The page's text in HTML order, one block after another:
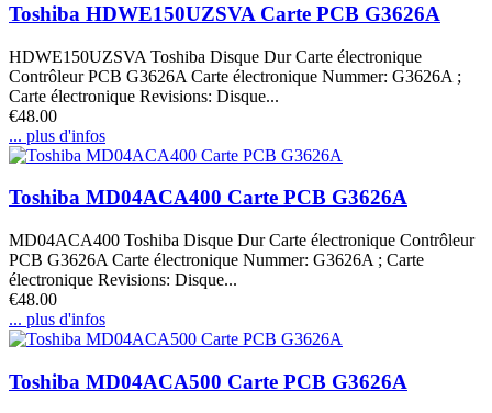
Toshiba HDWE150UZSVA Carte PCB G3626A
HDWE150UZSVA Toshiba Disque Dur Carte électronique
Contrôleur PCB G3626A Carte électronique Nummer: G3626A ;
Carte électronique Revisions: Disque...
€48.00
... plus d'infos
Toshiba MD04ACA400 Carte PCB G3626A
MD04ACA400 Toshiba Disque Dur Carte électronique Contrôleur
PCB G3626A Carte électronique Nummer: G3626A ; Carte
électronique Revisions: Disque...
€48.00
... plus d'infos
Toshiba MD04ACA500 Carte PCB G3626A